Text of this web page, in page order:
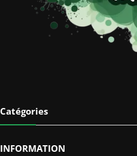
Catégories
INFORMATION